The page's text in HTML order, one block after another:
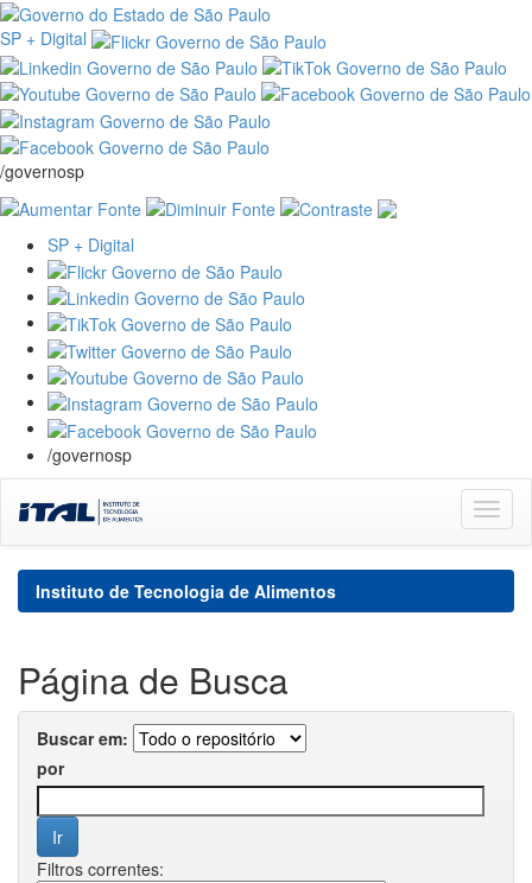
SP + Digital
/governosp
SP + Digital
/governosp
navigation
Instituto de Tecnologia de Alimentos
Página de Busca
Buscar em:
por
Filtros correntes: